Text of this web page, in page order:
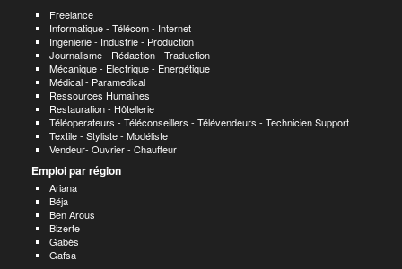
Freelance
Informatique - Télécom - Internet
Ingénierie - Industrie - Production
Journalisme - Rédaction - Traduction
Mécanique - Electrique - Energétique
Médical - Paramedical
Ressources Humaines
Restauration - Hôtellerie
Téléoperateurs - Téléconseillers - Télévendeurs - Technicien Support
Textile - Styliste - Modéliste
Vendeur- Ouvrier - Chauffeur
Emploi par région
Ariana
Béja
Ben Arous
Bizerte
Gabès
Gafsa